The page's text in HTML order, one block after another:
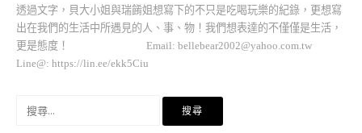
透過文字，貝大小姐與瑞餚姐想寫下的不只是吃喝玩樂的紀錄，更想寫
出在我們的生活中所遇見的人、事、物！我們想表達的不僅僅是生活，
更是態度！ Email: bellebear2002@yahoo.com.tw
Line@: https://lin.ee/ekk5Ciu